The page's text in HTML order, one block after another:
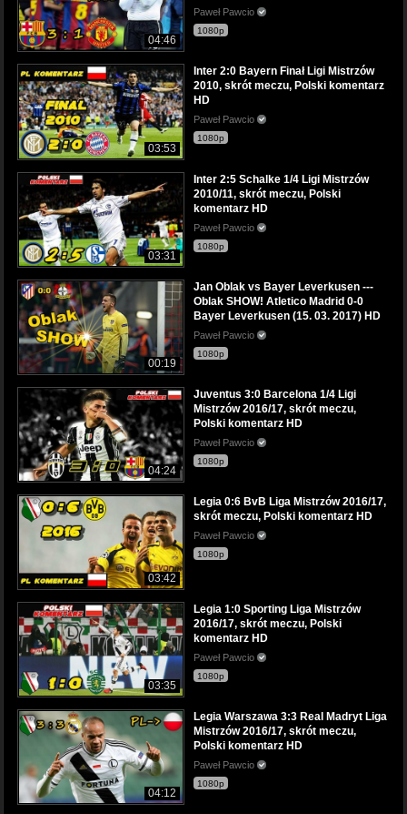
04:46
Paweł Pawcio
1080p
03:53
Inter 2:0 Bayern Finał Ligi Mistrzów
2010, skrót meczu, Polski komentarz
HD
Paweł Pawcio
1080p
03:31
Inter 2:5 Schalke 1/4 Ligi Mistrzów
2010/11, skrót meczu, Polski
komentarz HD
Paweł Pawcio
1080p
00:19
Jan Oblak vs Bayer Leverkusen ---
Oblak SHOW! Atletico Madrid 0-0
Bayer Leverkusen (15. 03. 2017) HD
Paweł Pawcio
1080p
04:24
Juventus 3:0 Barcelona 1/4 Ligi
Mistrzów 2016/17, skrót meczu,
Polski komentarz HD
Paweł Pawcio
1080p
03:42
Legia 0:6 BvB Liga Mistrzów 2016/17,
skrót meczu, Polski komentarz HD
Paweł Pawcio
1080p
03:35
Legia 1:0 Sporting Liga Mistrzów
2016/17, skrót meczu, Polski
komentarz HD
Paweł Pawcio
1080p
04:12
Legia Warszawa 3:3 Real Madryt Liga
Mistrzów 2016/17, skrót meczu,
Polski komentarz HD
Paweł Pawcio
1080p